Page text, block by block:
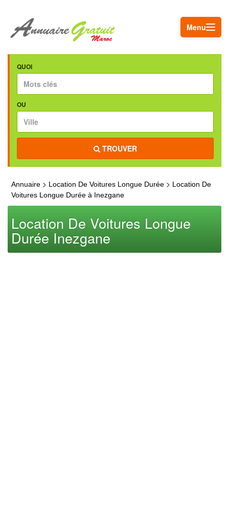
Menu
QUOI
OU
TROUVER
Annuaire > Location De Voitures Longue Durée > Location De
Voitures Longue Durée à Inezgane
Location De Voitures Longue
Durée Inezgane